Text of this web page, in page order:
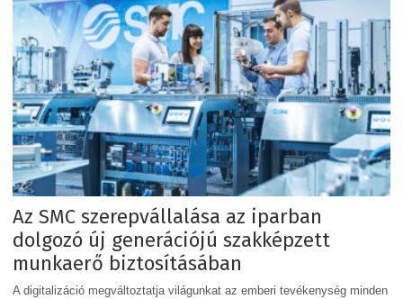
Az SMC szerepvállalása az iparban
dolgozó új generációjú szakképzett
munkaerő biztosításában
A digitalizáció megváltoztatja világunkat az emberi tevékenység minden